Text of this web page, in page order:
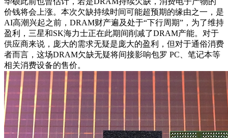
价钱将会上涨。本次欠缺持续时间可能超预期的缘由之一，是
AI高潮兴起之前，DRAM财产遍及处于“下行周期”，为了维持
盈利，三星和SK海力士正在此期间削减了DRAM产能。对于
供应商来说，庞大的需求无疑是庞大的盈利，但对于通俗消费
者而言，这场DRAM欠缺无疑将间接影响包罗 PC、笔记本等
相关消费设备的售价。